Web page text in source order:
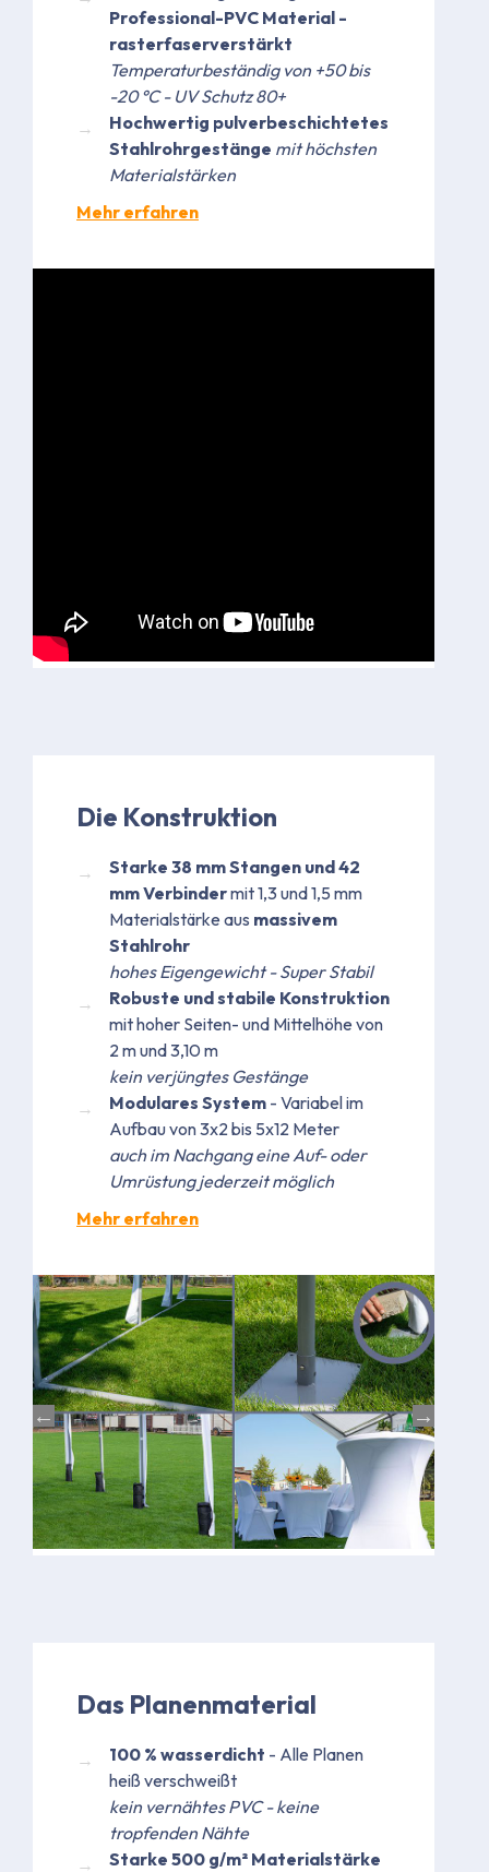
Professional-PVC Material -
rasterfaserverstärkt
Temperaturbeständig von +50 bis
-20 °C - UV Schutz 80+
Hochwertig pulverbeschichtetes
Stahlrohrgestänge mit höchsten
Materialstärken
Mehr erfahren
Die Konstruktion
Starke 38 mm Stangen und 42
mm Verbindermit 1,3 und 1,5 mm
Materialstärke aus massivem
Stahlrohr
hohes Eigengewicht - Super Stabil
Robuste und stabile Konstruktion
mit hoher Seiten- und Mittelhöhe von
2 m und 3,10 m
kein verjüngtes Gestänge
Modulares System - Variabel im
Aufbau von 3x2 bis 5x12 Meter
auch im Nachgang eine Auf- oder
Umrüstung jederzeit möglich
Mehr erfahren
Das Planenmaterial
100 % wasserdicht - Alle Planen
heiß verschweißt
kein vernähtes PVC - keine
tropfenden Nähte
Starke 500 g/m² Materialstärke